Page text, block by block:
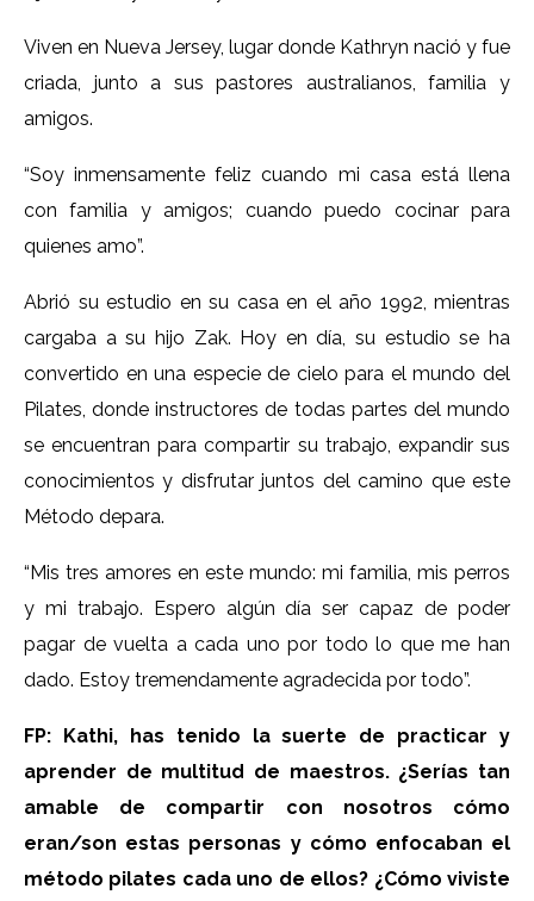
Viven en Nueva Jersey, lugar donde Kathryn nació y fue
criada, junto a sus pastores australianos, familia y
amigos.
“Soy inmensamente feliz cuando mi casa está llena
con familia y amigos; cuando puedo cocinar para
quienes amo”.
Abrió su estudio en su casa en el año 1992, mientras
cargaba a su hijo Zak. Hoy en día, su estudio se ha
convertido en una especie de cielo para el mundo del
Pilates, donde instructores de todas partes del mundo
se encuentran para compartir su trabajo, expandir sus
conocimientos y disfrutar juntos del camino que este
Método depara.
“Mis tres amores en este mundo: mi familia, mis perros
y mi trabajo. Espero algún día ser capaz de poder
pagar de vuelta a cada uno por todo lo que me han
dado. Estoy tremendamente agradecida por todo”.
FP: Kathi, has tenido la suerte de practicar y
aprender de multitud de maestros. ¿Serías tan
amable de compartir con nosotros cómo
eran/son estas personas y cómo enfocaban el
método pilates cada uno de ellos? ¿Cómo viviste